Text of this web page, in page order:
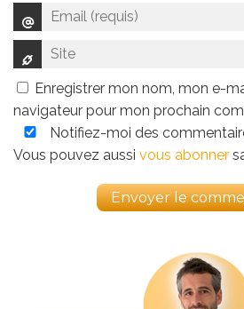
Enregistrer mon nom, mon e-
navigateur pour mon prochain
Notifiez-moi des
Vous pouvez aussi vous abonner